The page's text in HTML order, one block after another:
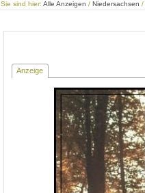
Sie sind hier: Alle Anzeigen / Niedersachsen /
Anzeige